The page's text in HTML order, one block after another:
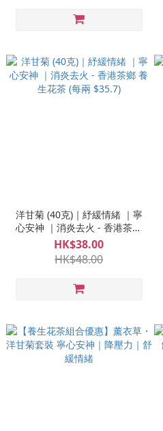
洋甘菊 (40克)｜紓緩情緒 ｜寧
心安神 ｜消炎去火 - 香港茶鄉
養生花茶 (每兩 $35.7)
HK$38.00
HK$48.00